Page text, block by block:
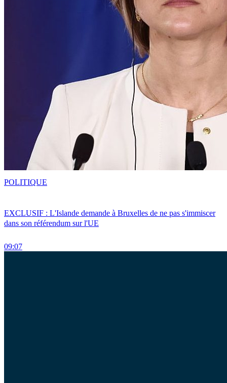
EXCLUSIF : L'Islande demande à Bruxelles de ne pas s'immiscer
dans son référendum sur l'UE
09:07
POLITIQUE